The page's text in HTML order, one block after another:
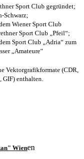
Sport Club gegründet;
Schwarz;
Wiener Sport Club
Sport Club „Pfeil“;
Sport Club „Adria“ zum
„Amateure“
Vektorgrafikformate (CDR,
GIF) enthalten.
Wienen